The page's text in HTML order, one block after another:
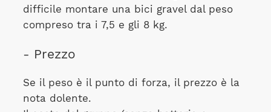
difficile montare una bici gravel dal peso
compreso tra i 7,5 e gli 8 kg.
- Prezzo
Se il peso è il punto di forza, il prezzo è la
nota dolente.